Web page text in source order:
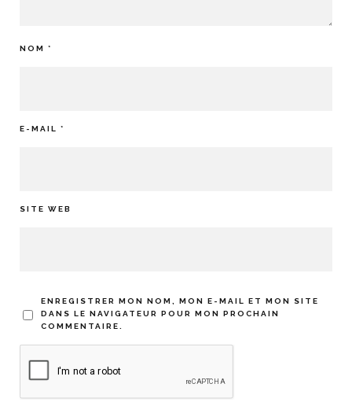
NOM *
E-MAIL *
SITE WEB
ENREGISTRER MON NOM, MON E-MAIL ET MON SITE
DANS LE NAVIGATEUR POUR MON PROCHAIN
COMMENTAIRE.